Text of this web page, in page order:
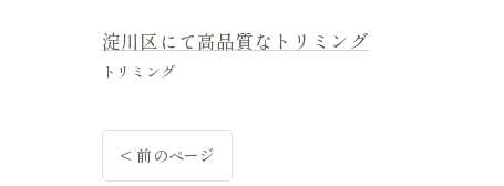
淀川区にて高品質なトリミング
トリミング
< 前のページ